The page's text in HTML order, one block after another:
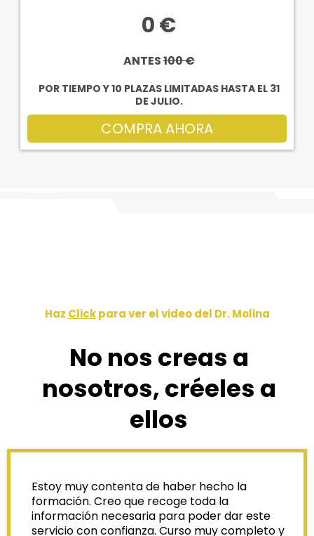
0 €
ANTES100 €
POR TIEMPO Y 10 PLAZAS LIMITADAS HASTA EL 31
DE JULIO.
COMPRA AHORA
Haz Clickpara ver el video del Dr. Molina
No nos creas a
nosotros, créeles a
ellos
Estoy muy contenta de haber hecho la
formación. Creo que recoge toda la
información necesaria para poder dar este
servicio con confianza. Curso muy completo y